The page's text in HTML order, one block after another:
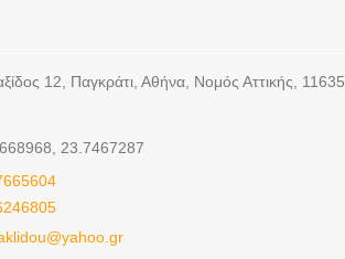
12, Παγκράτι, Αθήνα, Νομός Αττικής, 11635
23.7467287